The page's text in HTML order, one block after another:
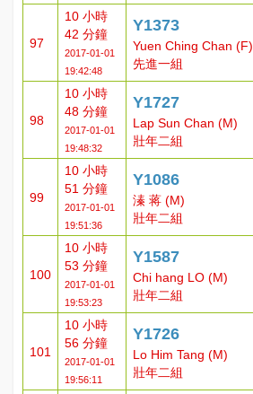
97
10 小時
42 分鐘
2017-01-01
19:42:48
Y1373
Yuen Ching Chan (F)
先進一組
98
10 小時
48 分鐘
2017-01-01
19:48:32
Y1727
Lap Sun Chan (M)
壯年二組
99
10 小時
51 分鐘
2017-01-01
19:51:36
Y1086
溱 蒋 (M)
壯年二組
100
10 小時
53 分鐘
2017-01-01
19:53:23
Y1587
Chi hang LO (M)
壯年二組
101
10 小時
56 分鐘
2017-01-01
19:56:11
Y1726
Lo Him Tang (M)
壯年二組